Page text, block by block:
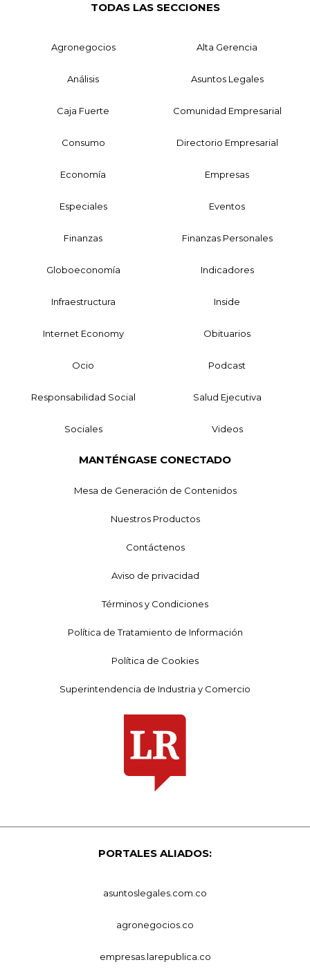
TODAS LAS SECCIONES
Agronegocios Alta Gerencia
Análisis Asuntos Legales
Caja Fuerte Comunidad Empresarial
Consumo Directorio Empresarial
Economía Empresas
Especiales Eventos
Finanzas Finanzas Personales
Globoeconomía Indicadores
Infraestructura Inside
Internet Economy Obituarios
Ocio Podcast
Responsabilidad Social Salud Ejecutiva
Sociales Videos
MANTÉNGASE CONECTADO
Mesa de Generación de Contenidos
Nuestros Productos
Contáctenos
Aviso de privacidad
Términos y Condiciones
Política de Tratamiento de Información
Política de Cookies
Superintendencia de Industria y Comercio
PORTALES ALIADOS:
asuntoslegales.com.co
agronegocios.co
empresas.larepublica.co